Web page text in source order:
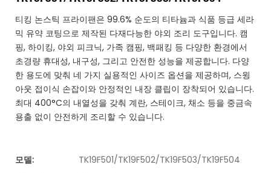
티킹 논스틱 프라이팬은 99.6% 순도의 티타늄과 식품 등급 세라
믹 유약 코팅으로 제작된 다재다능한 야외 조리 도구입니다. 캠
핑, 하이킹, 야외 피크닉, 가족 캠핑, 백패킹 등 다양한 환경에서
초경량 휴대성, 내구성, 그리고 안전한 성능을 제공합니다. 다양
한 용도에 맞춰 네 가지 실용적인 사이즈 옵션을 제공하며, 스윙
아웃 접이식 손잡이와 안정적인 내장 클립이 장착되어 있습니다.
최대 400°C의 내열성을 갖춰 계란, 스테이크, 채소 등을 중금속
용출 없이 안전하게 조리할 수 있습니다.
모델:
TK19F501/TK19F502/TK19F503/TK19F504